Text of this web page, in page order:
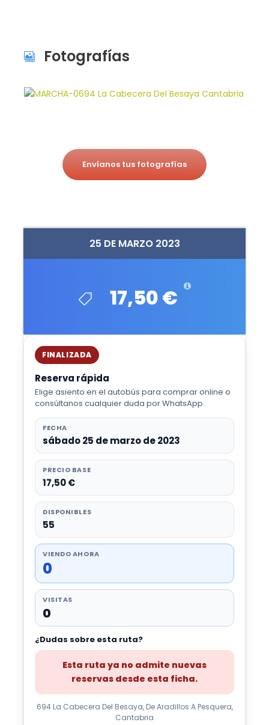
25 DE MARZO 2023
17,50 €
FINALIZADA
Reserva rápida
Elige asiento en el autobús para comprar online o
consúltanos cualquier duda por WhatsApp.
FECHA
sábado 25 de marzo de 2023
PRECIO BASE
17,50 €
DISPONIBLES
55
VIENDO AHORA
0
VISITAS
0
¿Dudas sobre esta ruta?
Esta ruta ya no admite nuevas
reservas desde esta ficha.
694 La Cabecera Del Besaya, De Aradillos A Pesquera,
Cantabria
Fotografías
Envíanos tus fotografías